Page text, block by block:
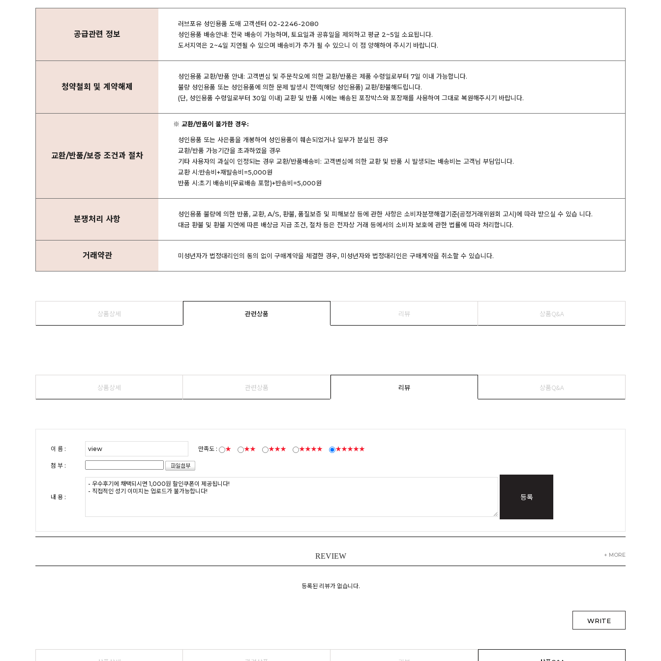
공급관련 정보
러브포유 성인용품 도매 고객센터 02-2246-2080
성인용품 배송안내: 전국 배송이 가능하며, 토요일과 공휴일을 제외하고 평균 2~5일 소요됩니다.
도서지역은 2~4일 지연될 수 있으며 배송비가 추가 될 수 있으니 이 점 양해하여 주시기 바랍니다.
청약철회 및 계약해제
성인용품 교환/반품 안내: 고객변심 및 주문착오에 의한 교환/반품은 제품 수령일로부터 7일 이내 가능합니다.
불량 성인용품 또는 성인용품에 의한 문제 발생시 전액(해당 성인용품) 교환/환불해드립니다.
(단, 성인용품 수령일로부터 30일 이내) 교환 및 반품 시에는 배송된 포장박스와 포장재를 사용하여 그대로 복원해주시기 바랍니다.
교환/반품/보증 조건과 절차
※ 교환/반품이 불가한 경우:
성인용품 또는 사은품을 개봉하여 성인용품이 훼손되었거나 일부가 분실된 경우
교환/반품 가능기간을 초과하였을 경우
기타 사용자의 과실이 인정되는 경우 교환/반품배송비: 고객변심에 의한 교환 및 반품 시 발생되는 배송비는 고객님 부담입니다.
교환 시:반송비+재발송비=5,000원
반품 시:초기 배송비(무료배송 포함)+반송비=5,000원
분쟁처리 사항
성인용품 불량에 의한 반품, 교환, A/S, 환불, 품질보증 및 피해보상 등에 관한 사항은 소비자분쟁해결기준(공정거래위원회 고시)에 따라 받으실 수 있습 니다.
대금 환불 및 환불 지연에 따른 배상금 지급 조건, 절차 등은 전자상 거래 등에서의 소비자 보호에 관한 법률에 따라 처리합니다.
거래약관 미성년자가 법정대리인의 동의 없이 구매계약을 체결한 경우, 미성년자와 법정대리인은 구매계약을 취소할 수 있습니다.
상품상세 관련상품 리뷰 상품Q&A
상품상세 관련상품 리뷰 상품Q&A
이 름 : 만족도 : ★ ★★ ★★★ ★★★★ ★★★★★
첨 부 :
내 용 : 등록
REVIEW + MORE
등록된 리뷰가 없습니다.
WRITE